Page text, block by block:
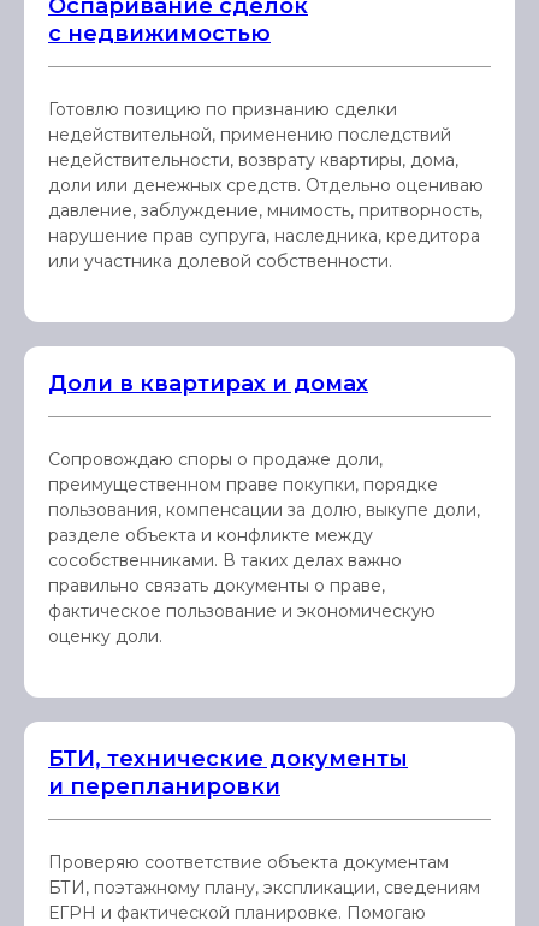
Оспаривание сделок
с недвижимостью
Готовлю позицию по признанию сделки
недействительной, применению последствий
недействительности, возврату квартиры, дома,
доли или денежных средств. Отдельно оцениваю
давление, заблуждение, мнимость, притворность,
нарушение прав супруга, наследника, кредитора
или участника долевой собственности.
Доли в квартирах и домах
Сопровождаю споры о продаже доли,
преимущественном праве покупки, порядке
пользования, компенсации за долю, выкупе доли,
разделе объекта и конфликте между
сособственниками. В таких делах важно
правильно связать документы о праве,
фактическое пользование и экономическую
оценку доли.
БТИ, технические документы
и перепланировки
Проверяю соответствие объекта документам
БТИ, поэтажному плану, экспликации, сведениям
ЕГРН и фактической планировке. Помогаю